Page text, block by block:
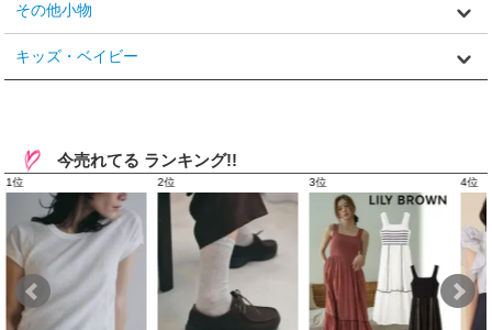
その他小物
キッズ・ベイビー
今売れてる ランキング!!